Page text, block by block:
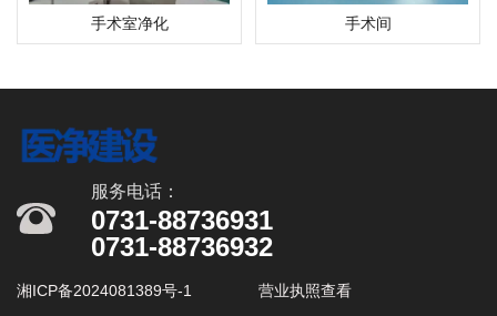
手术室净化 手术间
服务电话：
0731-88736931
0731-88736932
湘ICP备2024081389号-1 营业执照查看